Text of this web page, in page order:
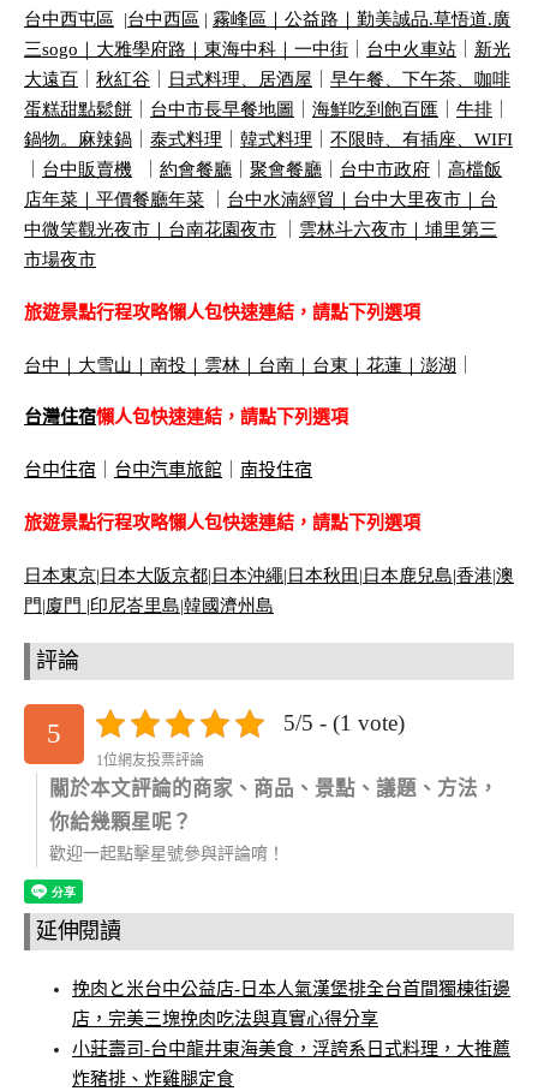
台中西屯區 |台中西區 | 霧峰區｜ 公益路｜ 勤美誠品.草悟道.廣
三sogo 大雅學府路｜ 東海中科｜ 一中街 台中火車站
新光
大遠百
秋紅谷 日式料理、居酒屋
早午餐、下午茶、咖啡
蛋糕甜點鬆餅
台中市長早餐地圖 海鮮吃到飽百匯 牛排
鍋物。麻辣鍋
泰式料理 韓式料理 不限時、有插座、 WIFI
台中販賣機 約會餐廳 聚會餐廳 台中市政府
高檔飯
店年菜｜ 平價餐廳年菜 台中水湳經貿｜ 台中大里夜市｜ 台
中微笑觀光夜市｜ 台南花園夜市 雲林斗六夜市｜ 埔里第三
市場夜市
旅遊景點行程攻略懶人包快速連結，請點下列選項
台中 ｜ 大雪山 ｜ 南投 ｜ 雲林 ｜ 台南 ｜ 台東 ｜ 花蓮 ｜ 澎湖
台灣住宿懶人包快速連結，請點下列選項
台中住宿 台中汽車旅館 南投住宿
旅遊景點行程攻略懶人包快速連結，請點下列選項
日本東京|日本大阪京都|日本沖繩|日本秋田|日本鹿兒島|香港|澳
門|廈門 |印尼峇里島|韓國濟州島
評論
5 5/5 - (1 vote)
1位網友投票評論
關於本文評論的商家、商品、景點、議題、方法，
你給幾顆星呢？
歡迎一起點擊星號參與評論唷！
延伸閱讀
挽肉と米台中公益店-日本人氣漢堡排全台首間獨棟街邊
店，完美三塊挽肉吃法與真實心得分享
小莊壽司-台中龍井東海美食，浮誇系日式料理，大推薦
炸豬排、炸雞腿定食